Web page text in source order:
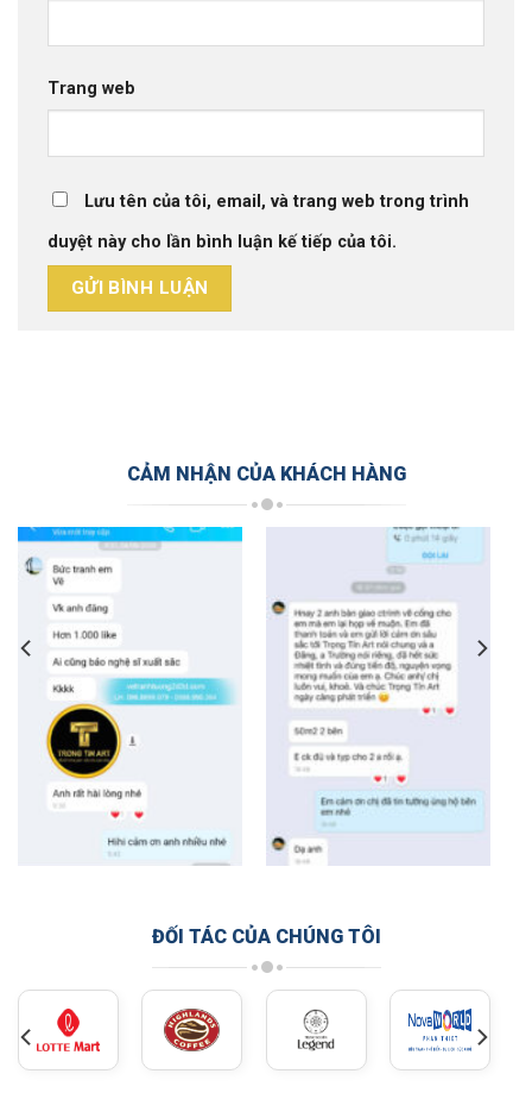
Trang web
Lưu tên của tôi, email, và trang web trong trình
duyệt này cho lần bình luận kế tiếp của tôi.
CẢM NHẬN CỦA KHÁCH HÀNG
ĐỐI TÁC CỦA CHÚNG TÔI